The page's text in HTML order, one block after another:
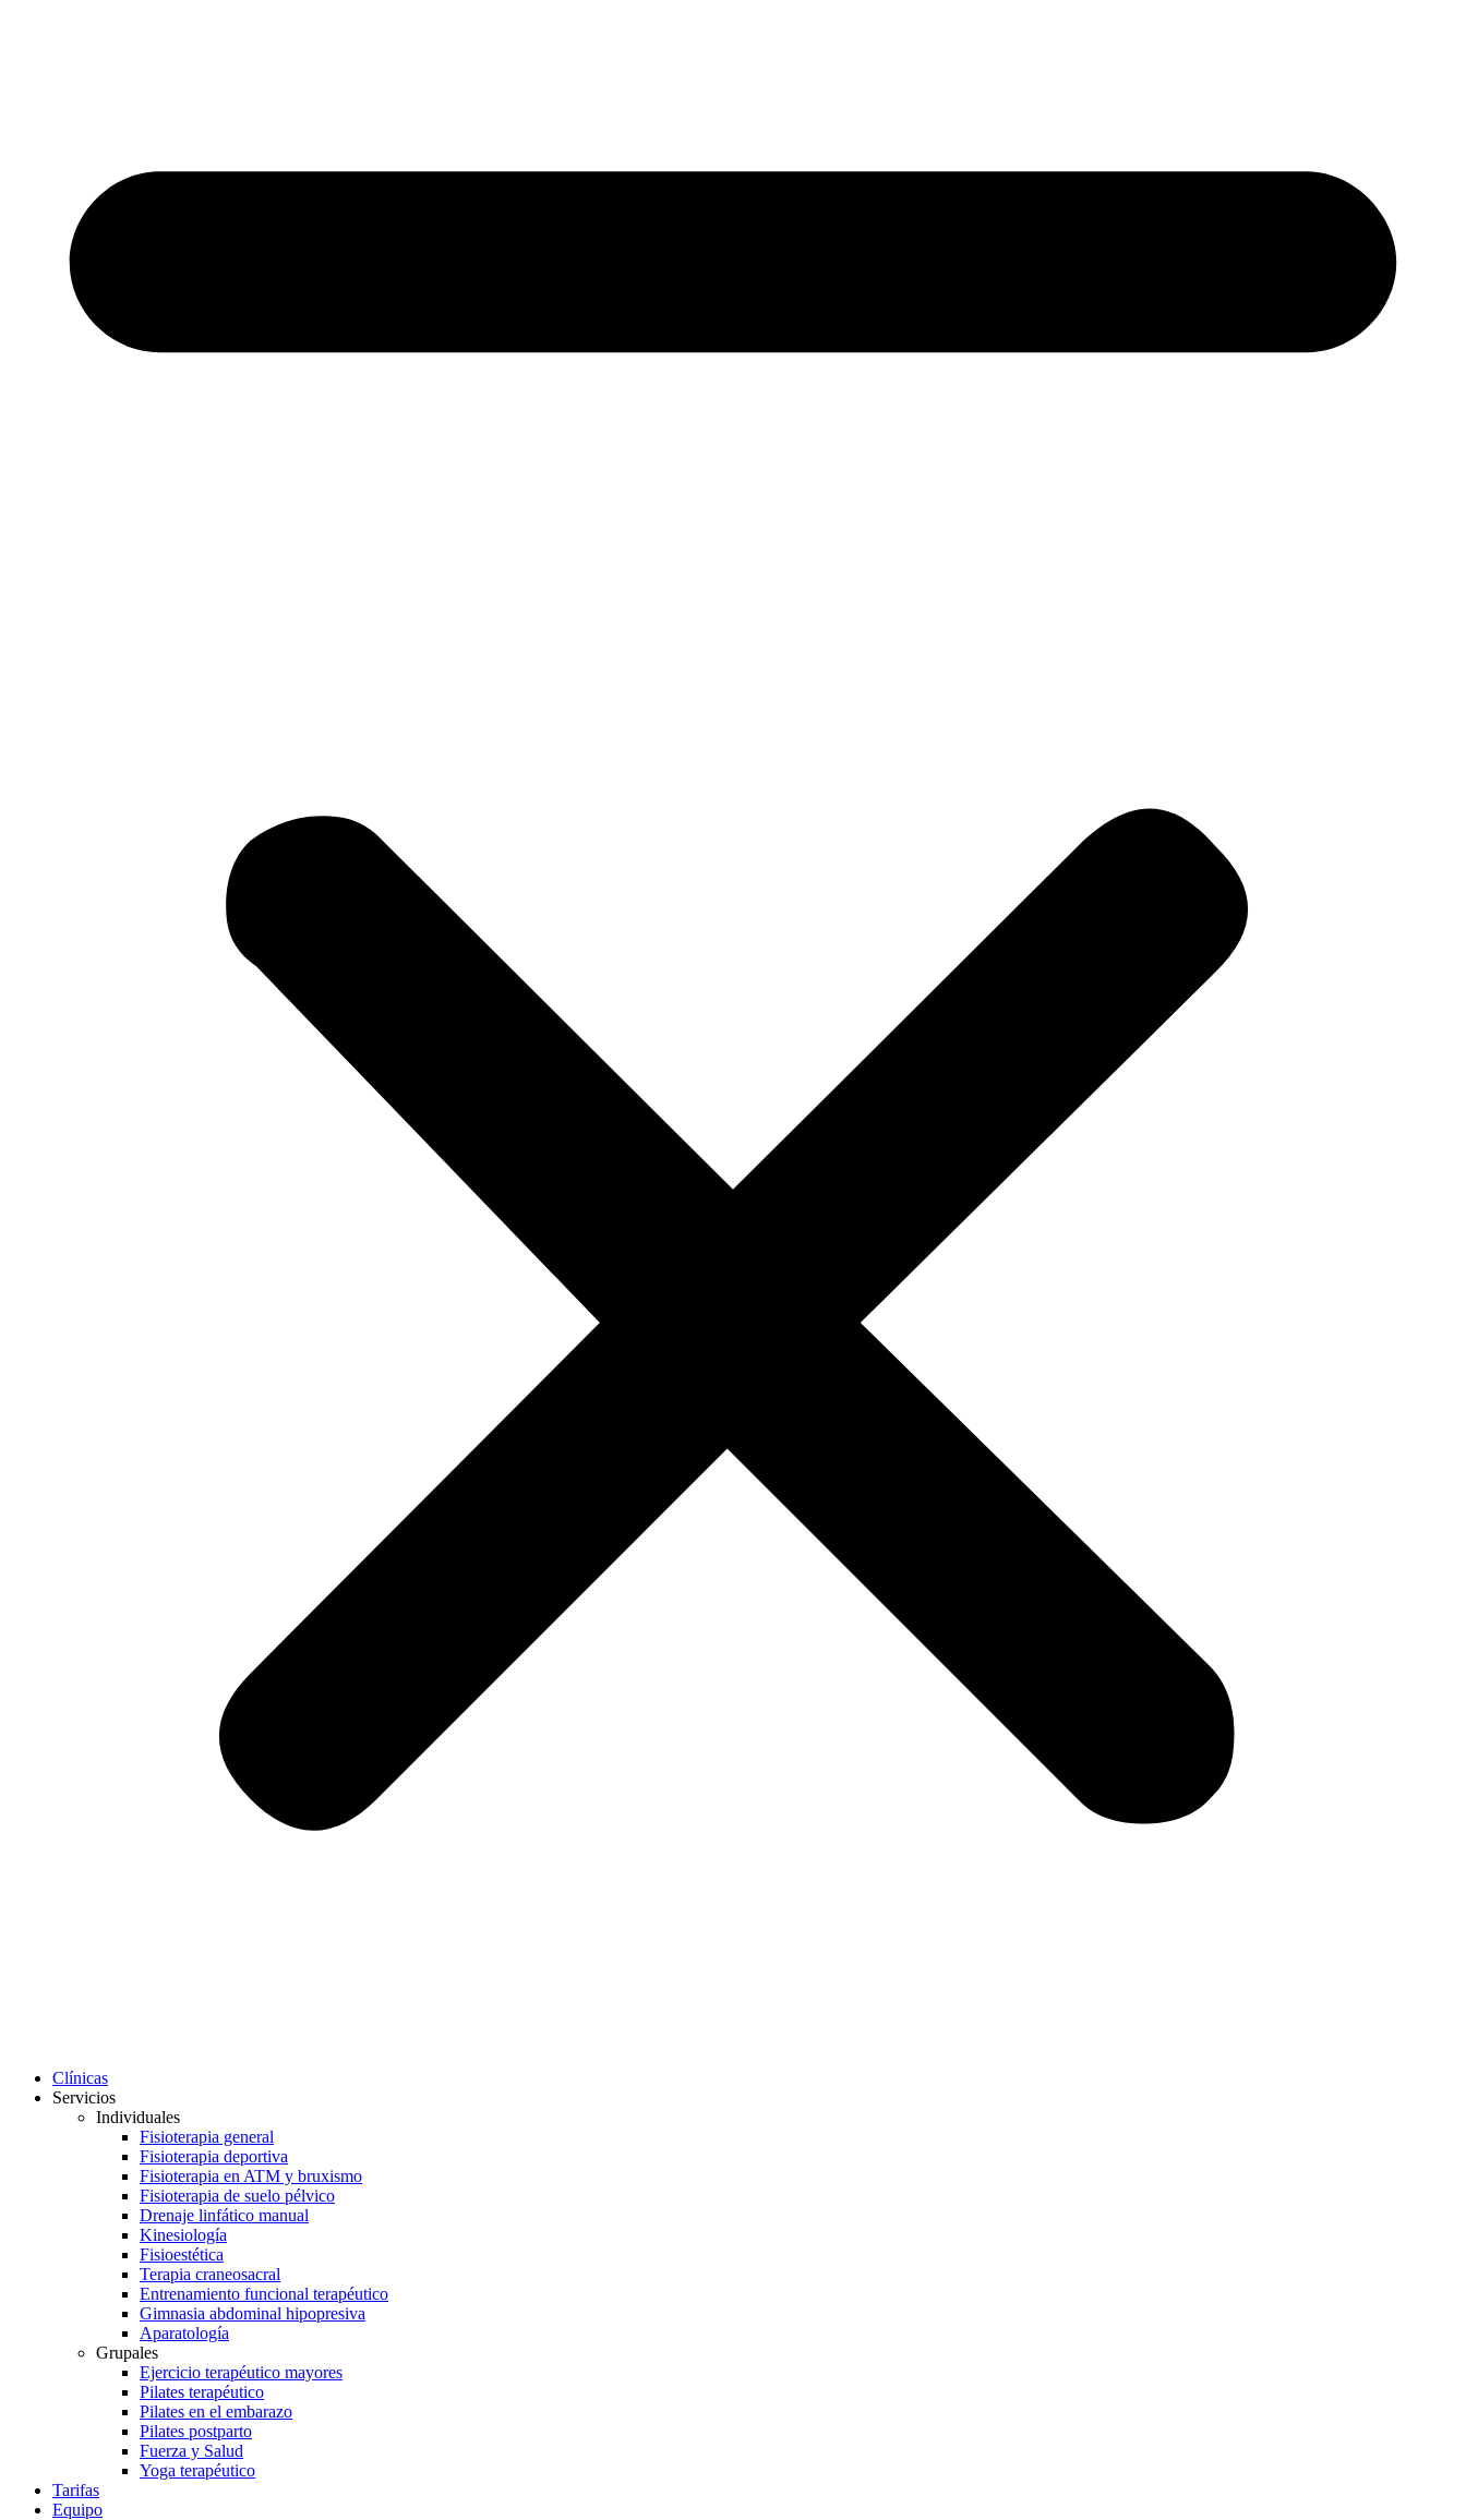
Clínicas
Servicios
Individuales
Fisioterapia general
Fisioterapia deportiva
Fisioterapia en ATM y bruxismo
Fisioterapia de suelo pélvico
Drenaje linfático manual
Kinesiología
Fisioestética
Terapia craneosacral
Entrenamiento funcional terapéutico
Gimnasia abdominal hipopresiva
Aparatología
Grupales
Ejercicio terapéutico mayores
Pilates terapéutico
Pilates en el embarazo
Pilates postparto
Fuerza y Salud
Yoga terapéutico
Tarifas
Equipo